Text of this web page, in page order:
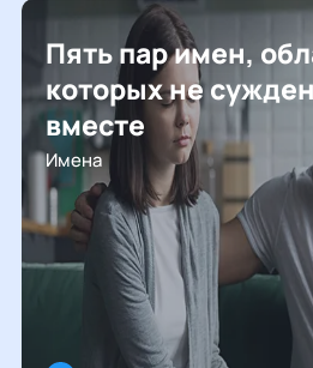
Пять пар имен,
которых не
вместе
Имена